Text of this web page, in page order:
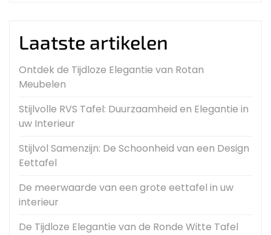
Laatste artikelen
Ontdek de Tijdloze Elegantie van Rotan
Meubelen
Stijlvolle RVS Tafel: Duurzaamheid en Elegantie in
uw Interieur
Stijlvol Samenzijn: De Schoonheid van een Design
Eettafel
De meerwaarde van een grote eettafel in uw
interieur
De Tijdloze Elegantie van de Ronde Witte Tafel